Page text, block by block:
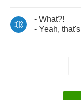
- What?!
- Yeah, that's